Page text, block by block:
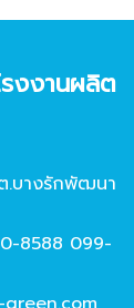
งงานผลิต
.บางรักพัฒนา
8588 099-